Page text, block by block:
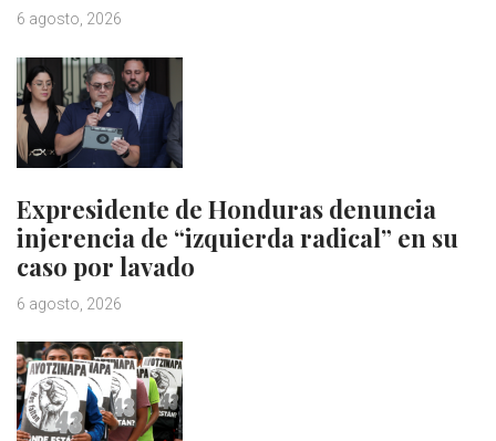
6 agosto, 2026
Expresidente de Honduras denuncia
injerencia de “izquierda radical” en su
caso por lavado
6 agosto, 2026